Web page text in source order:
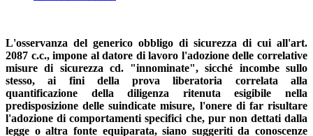
L'osservanza del generico obbligo di sicurezza di cui all'art.
2087 c.c., impone al datore di lavoro l'adozione delle correlative
misure di sicurezza cd. "innominate", sicché incombe sullo
stesso, ai fini della prova liberatoria correlata alla
quantificazione della diligenza ritenuta esigibile nella
predisposizione delle suindicate misure, l'onere di far risultare
l'adozione di comportamenti specifici che, pur non dettati dalla
legge o altra fonte equiparata, siano suggeriti da conoscenze